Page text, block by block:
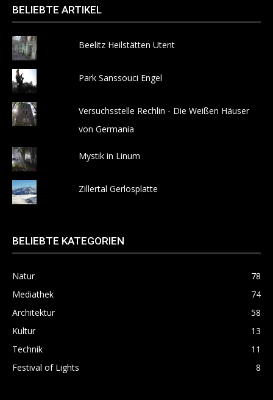
BELIEBTE ARTIKEL
Beelitz Heilstätten Utent
Park Sanssouci Engel
Versuchsstelle Rechlin - Die Weißen Häuser
von Germania
Mystik in Linum
Zillertal Gerlosplatte
BELIEBTE KATEGORIEN
Natur
78
Mediathek
74
Architektur
58
Kultur
13
Technik
11
Festival of Lights
8